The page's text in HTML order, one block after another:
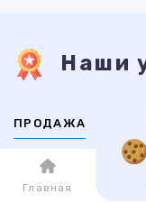
Наши
ПРОДАЖА
ВТОРИЧНАЯ
Главная